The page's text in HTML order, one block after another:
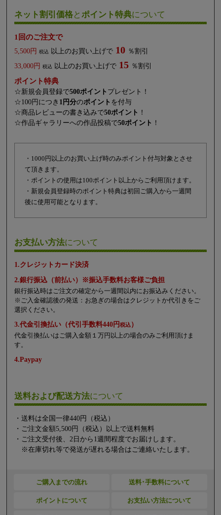
ネット割引価格とポイント特典について
1回のご注文で
5,500円 税込 以上のお買い上げで 10 ％割引
33,000円
税込 以上のお買い上げで 15 ％割引
ポイント特典
☆新規会員登録で500ポイント プレゼント！
☆100円につき 1円分のポイント を付与
☆商品レビューの書き込みで50ポイント ！
☆作品ギャラリーへの作品投稿で50ポイント ！
・1000円以上のお買い上げ時のみポイント付与対象とさせ
て頂きます。
・ポイントの使用は100ポイント以上からご利用頂けます。
・新規会員登録時のポイント特典は初回ご購入から一週間
後に使用可能となります。
お支払い方法について
1.クレジットカード決済
2.銀行振込（前払い）※振込手数料お客様ご負担
銀行振込時はご注文の確定から一週間以内にお振込みください。
※ご入金確認後の発送：お急ぎの場合はクレジットか代引きをご
選択ください。
3.代金引換払い（代引手数料440円税込）
代金引換払いはご購入金額１万円以上の場合のみご利用頂けま
す。
4.Paypay
送料および配送方法について
・送料は全国一律440円（税込）
・ご注文金額5,500円（税込）以上で送料無料
・ご注文受付後、2日から1週間程度でお届けします。
※在庫切れ等で発送が遅れる場合はご連絡いたします。
ご購入までの流れ 送料･手数料について
ポイントについて お支払い方法について